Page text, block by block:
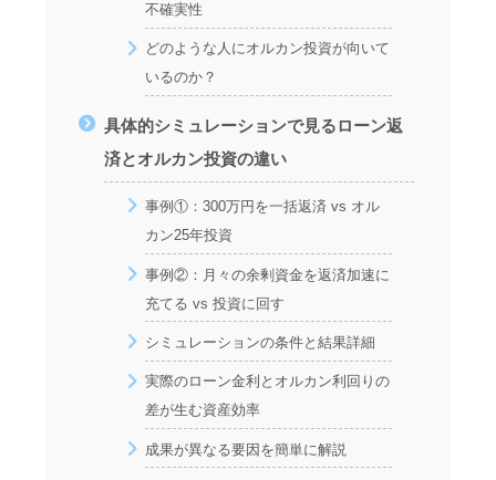
不確実性
どのような人にオルカン投資が向いて
いるのか？
具体的シミュレーションで見るローン返
済とオルカン投資の違い
事例①：300万円を一括返済 vs オル
カン25年投資
事例②：月々の余剰資金を返済加速に
充てる vs 投資に回す
シミュレーションの条件と結果詳細
実際のローン金利とオルカン利回りの
差が生む資産効率
成果が異なる要因を簡単に解説